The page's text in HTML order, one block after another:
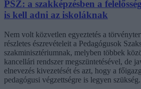
PSZ: a szakképzésben a
is kell adni az iskoláknak
Nem volt közvetlen egyeztetés a
részletes észrevételeit a Pedagógusok
szakminisztériumnak, melyben többek
kancellári rendszer megszüntetésével, de
elnevezés kivezetését és azt, hogy a
pedagógusi végzettségre is legyen szükség.